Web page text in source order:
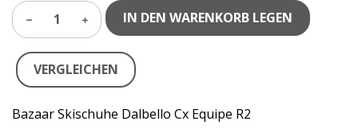
1 IN DEN WARENKORB LEGEN
VERGLEICHEN
Bazaar Skischuhe Dalbello Cx Equipe R2